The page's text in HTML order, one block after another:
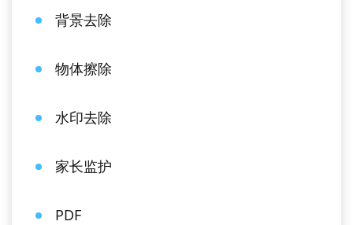
背景去除
物体擦除
水印去除
家长监护
PDF